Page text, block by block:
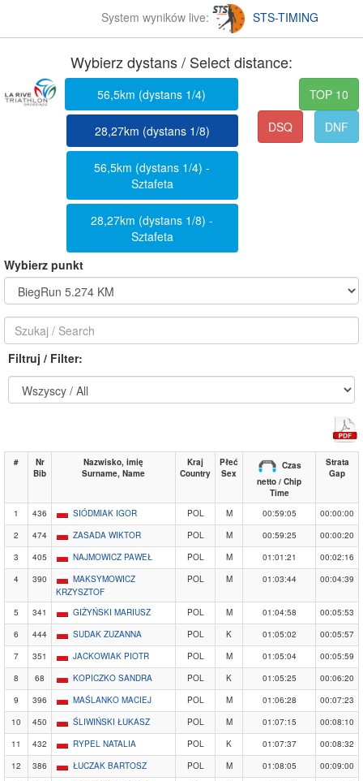
System wyników live: STS-TIMING
Wybierz dystans / Select distance:
56,5km (dystans 1/4)
28,27km (dystans 1/8)
56,5km (dystans 1/4) -
Sztafeta
28,27km (dystans 1/8) -
Sztafeta
TOP 10
DSQ
DNF
Wybierz punkt
Filtruj / Filter:
#
Nr
Bib
Nazwisko, imię
Surname, Name
Kraj
Country
Płeć
Sex
Czas
netto / Chip
Time
Strata
Gap
1 436 SIÓDMIAK IGOR POL M 00:59:05
00:00:00
2
474 ZASADA WIKTOR POL M 00:59:25
00:00:20
3
405 NAJMOWICZ PAWEŁ POL M 01:01:21
00:02:16
4
390
MAKSYMOWICZ
KRZYSZTOF
POL M 01:03:44 00:04:39
5 341 GIŻYŃSKI MARIUSZ POL M 01:04:58
00:05:53
6
444 SUDAK ZUZANNA POL K 01:05:02
00:05:57
7
351 JACKOWIAK PIOTR POL M 01:05:04
00:05:59
8
68 KOPICZKO SANDRA POL K 01:05:25
00:06:20
9
396 MAŚLANKO MACIEJ POL M 01:06:28
00:07:23
10
450 ŚLIWIŃSKI ŁUKASZ POL M 01:07:15
00:08:10
11
432 RYPEL NATALIA POL K 01:07:37
00:08:32
12
386 ŁUCZAK BARTOSZ POL M 01:08:05
00:09:00